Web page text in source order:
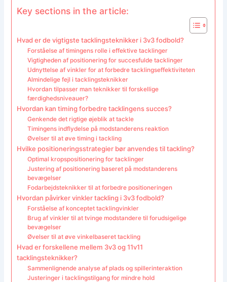
Key sections in the article:
Hvad er de vigtigste tacklingsteknikker i 3v3 fodbold?
Forståelse af timingens rolle i effektive tacklinger
Vigtigheden af positionering for succesfulde tacklinger
Udnyttelse af vinkler for at forbedre tacklingseffektiviteten
Almindelige fejl i tacklingsteknikker
Hvordan tilpasser man teknikker til forskellige
færdighedsniveauer?
Hvordan kan timing forbedre tacklingens succes?
Genkende det rigtige øjeblik at tackle
Timingens indflydelse på modstanderens reaktion
Øvelser til at øve timing i tackling
Hvilke positioneringsstrategier bør anvendes til tackling?
Optimal kropspositionering for tacklinger
Justering af positionering baseret på modstanderens
bevægelser
Fodarbejdsteknikker til at forbedre positioneringen
Hvordan påvirker vinkler tackling i 3v3 fodbold?
Forståelse af konceptet tacklingvinkler
Brug af vinkler til at tvinge modstandere til forudsigelige
bevægelser
Øvelser til at øve vinkelbaseret tackling
Hvad er forskellene mellem 3v3 og 11v11
tacklingsteknikker?
Sammenlignende analyse af plads og spillerinteraktion
Justeringer i tacklingstilgang for mindre hold